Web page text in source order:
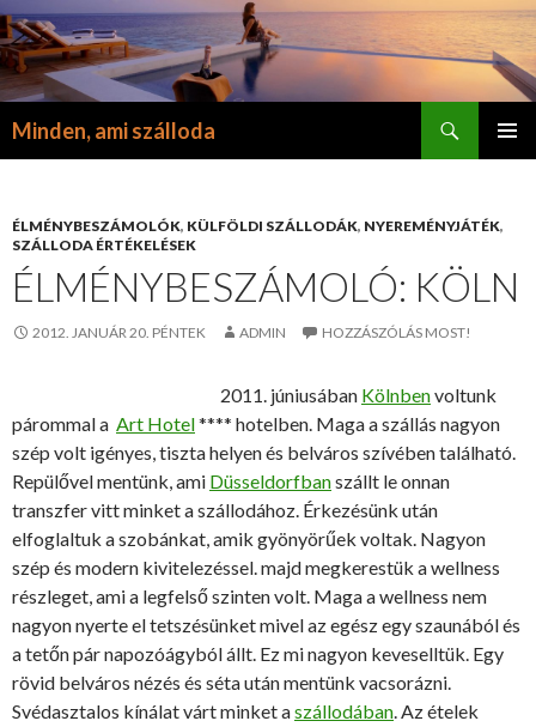
Minden, ami szálloda
ÉLMÉNYBESZÁMOLÓK, KÜLFÖLDI SZÁLLODÁK, NYEREMÉNYJÁTÉK,
SZÁLLODA ÉRTÉKELÉSEK
ÉLMÉNYBESZÁMOLÓ: KÖLN
2012. JANUÁR 20. PÉNTEK ADMIN HOZZÁSZÓLÁS MOST!
2011. júniusában Kölnbenvoltunk
párommal a Art Hotel**** hotelben. Maga a szállás nagyon
szép volt igényes, tiszta helyen és belváros szívében található.
Repülővel mentünk, ami Düsseldorfbanszállt le onnan
transzfer vitt minket a szállodához. Érkezésünk után
elfoglaltuk a szobánkat, amik gyönyörűek voltak. Nagyon
szép és modern kivitelezéssel. majd megkerestük a wellness
részleget, ami a legfelső szinten volt. Maga a wellness nem
nagyon nyerte el tetszésünket mivel az egész egy szaunából és
a tetőn pár napozóágyból állt. Ez mi nagyon keveselltük. Egy
rövid belváros nézés és séta után mentünk vacsorázni.
Svédasztalos kínálat várt minket aszállodában. Az ételek